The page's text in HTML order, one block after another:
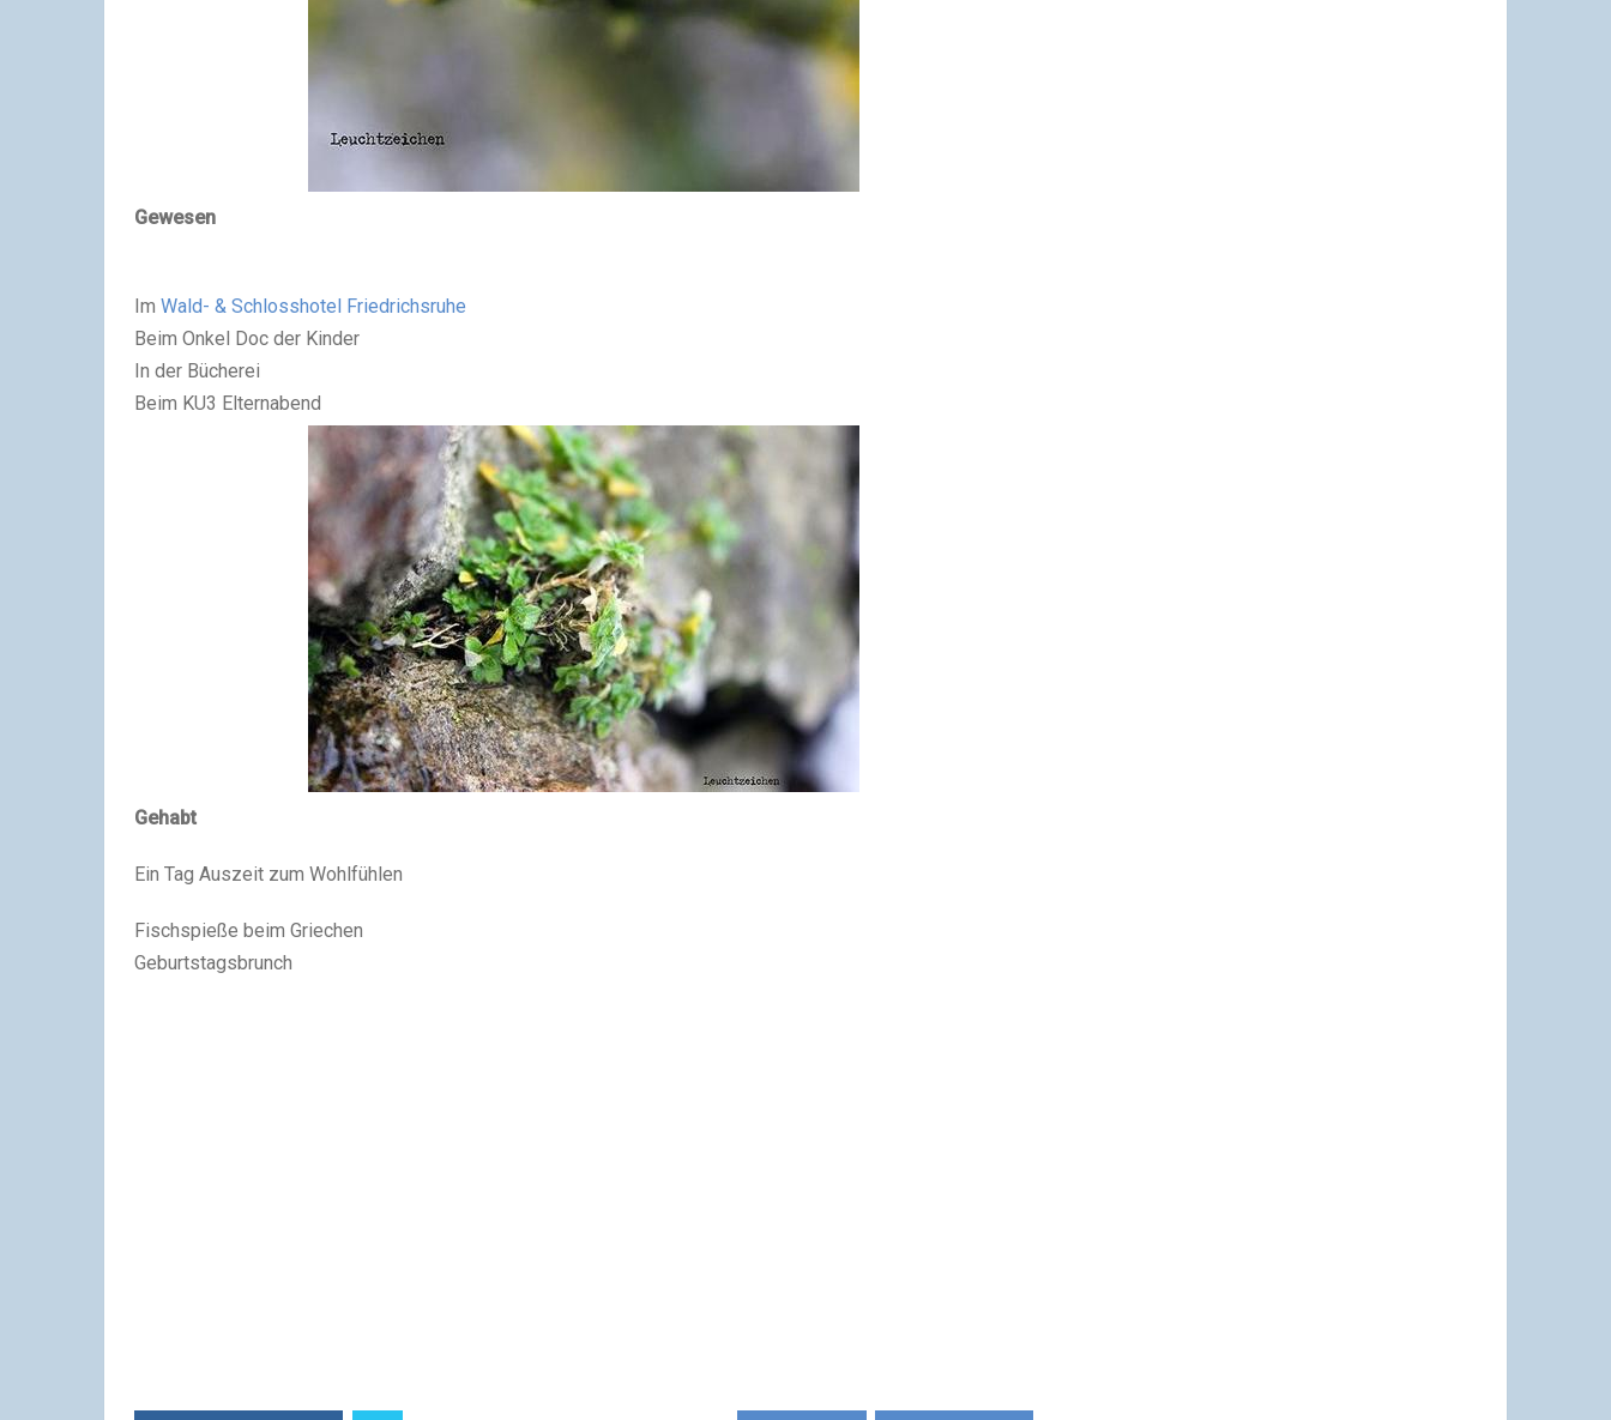
Gewesen
Im Wald- & Schlosshotel Friedrichsruhe
Beim Onkel Doc der Kinder
In der Bücherei
Beim KU3 Elternabend
Gehabt
Ein Tag Auszeit zum Wohlfühlen
Fischspieße beim Griechen
Geburtstagsbrunch